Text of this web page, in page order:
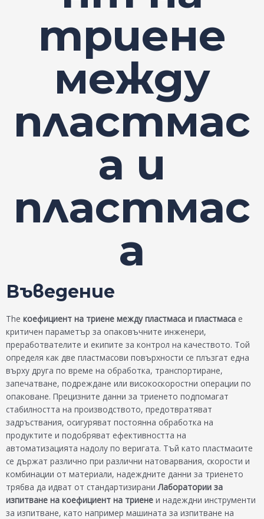
триене
между
пластмас
а и
пластмас
а
Въведение
The коефициент на триене между пластмаса и пластмаса е
критичен параметър за опаковъчните инженери,
преработвателите и екипите за контрол на качеството. Той
определя как две пластмасови повърхности се плъзгат една
върху друга по време на обработка, транспортиране,
запечатване, подреждане или високоскоростни операции по
опаковане. Прецизните данни за триенето подпомагат
стабилността на производството, предотвратяват
задръствания, осигуряват постоянна обработка на
продуктите и подобряват ефективността на
автоматизацията надолу по веригата. Тъй като пластмасите
се държат различно при различни натоварвания, скорости и
комбинации от материали, надеждните данни за триенето
трябва да идват от стандартизираниЛаборатории за
изпитване на коефициент на триене и надеждни инструменти
за изпитване, като например машината за изпитване на